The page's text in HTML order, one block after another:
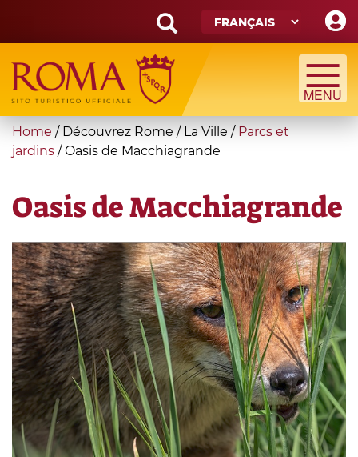
main
content
Search
form
Recherche
You
are
Home / Découvrez Rome / La Ville / Parcs et
jardins /Oasis de Macchiagrande
Oasis de Macchiagrande